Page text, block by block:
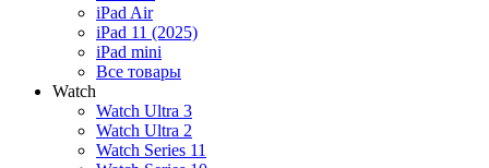
iPad Air
iPad 11 (2025)
iPad mini
Все товары
Watch
Watch Ultra 3
Watch Ultra 2
Watch Series 11